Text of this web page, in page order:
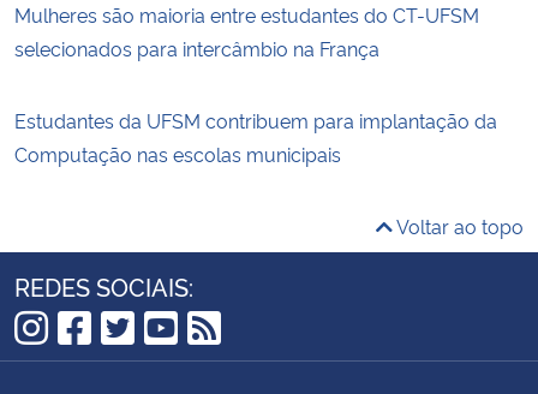
Mulheres são maioria entre estudantes do CT-UFSM
selecionados para intercâmbio na França
Estudantes da UFSM contribuem para implantação da
Computação nas escolas municipais
Voltar ao topo
REDES SOCIAIS:
Instagram
Facebook
Twitter
YouTube
RSS